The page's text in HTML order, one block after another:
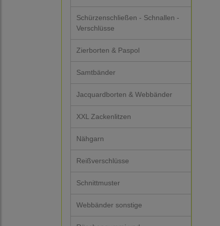
Schürzenschließen - Schnallen -
Verschlüsse
Zierborten & Paspol
Samtbänder
Jacquardborten & Webbänder
XXL Zackenlitzen
Nähgarn
Reißverschlüsse
Schnittmuster
Webbänder sonstige